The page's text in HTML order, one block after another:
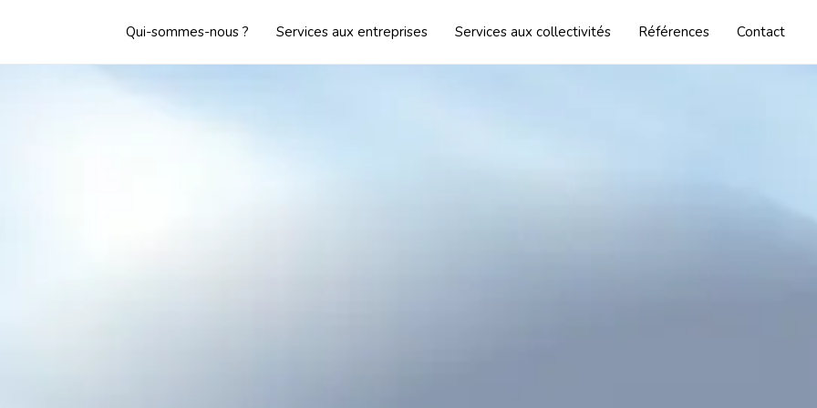
Qui-sommes-nous ? Services aux entreprises Services aux collectivités Références Contact